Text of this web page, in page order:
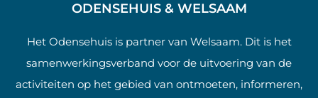
ODENSEHUIS & WELSAAM
Het Odensehuis is partner van Welsaam. Dit is het
samenwerkingsverband voor de uitvoering van de
activiteiten op het gebied van ontmoeten, informeren,